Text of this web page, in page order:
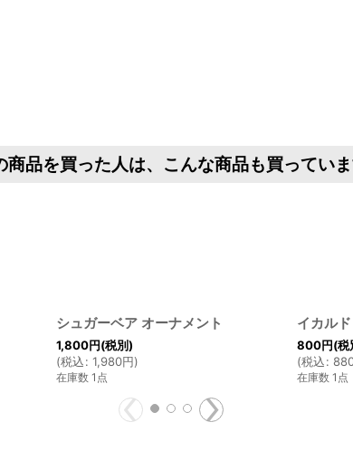
商品を買った人は、こんな商品も買ってい
シュガーベア オーナメント
1,800円(税別)
(税込: 1,980円)
在庫数 1点
イカル
800円(税
(税込:
在庫数 1点